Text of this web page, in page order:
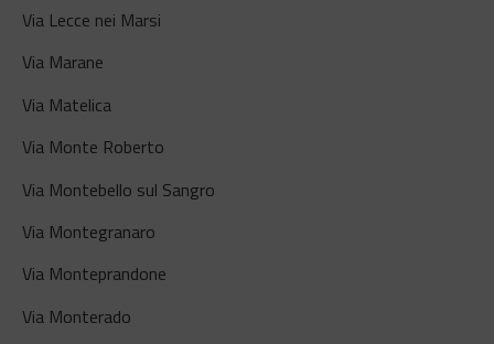
Via Lecce nei Marsi
Via Marane
Via Matelica
Via Monte Roberto
Via Montebello sul Sangro
Via Montegranaro
Via Monteprandone
Via Monterado